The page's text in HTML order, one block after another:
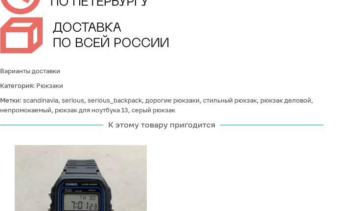
Варианты доставки
Категория: Рюкзаки
Метки: scandinavia, serious, serious_backpack, дорогие рюкзаки, стильный рюкзак, рюкзак деловой,
непромокаемый, рюкзак для ноутбука 13, серый рюкзак
К этому товару пригодится